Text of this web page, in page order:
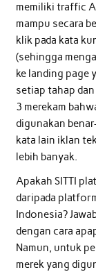
memiliki traffic
mampu secara
klik pada kata
(sehingga
ke landing page
setiap tahap
3 merekam
digunakan
kata lain iklan
lebih banyak.
Apakah SITTI
daripada
Indonesia?
dengan cara
Namun, untuk
merek yang